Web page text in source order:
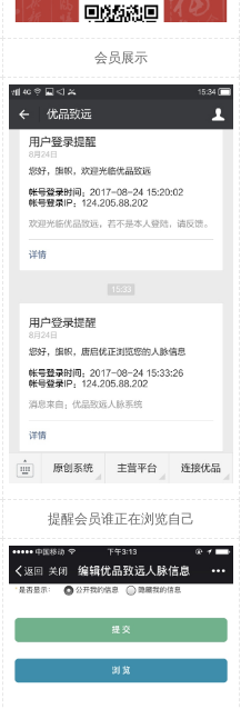
会员展示
提醒会员谁正在浏览自己